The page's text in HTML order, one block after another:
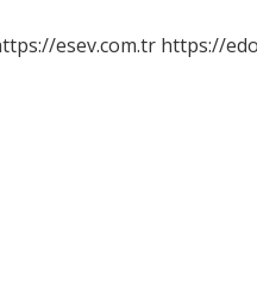
esev.com.tr https://